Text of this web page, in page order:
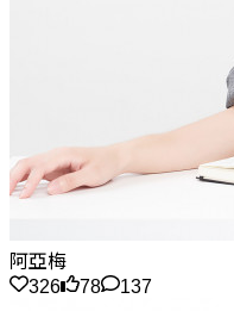
阿亞梅
326
78 137